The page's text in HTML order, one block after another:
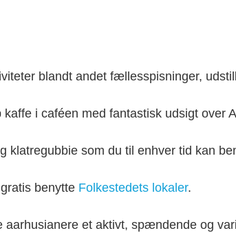
blandt andet fællesspisninger,
i caféen med fantastisk udsigt over
som du til enhver tid kan
benytte Folkestedets lokaler.
et aktivt, spændende og